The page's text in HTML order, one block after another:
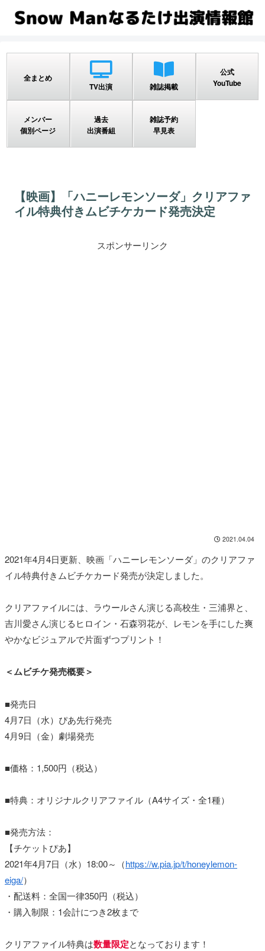
全まとめ
TV出演
雑誌掲載
公式
YouTube
メンバー
個別ページ
過去
出演番組
雑誌予約
早見表
【映画】「ハニーレモンソーダ」クリアファ
イル特典付きムビチケカード発売決定
スポンサーリンク
2021.04.04
2021年4月4日更新、映画「ハニーレモンソーダ」のクリアファ
イル特典付きムビチケカード発売が決定しました。
クリアファイルには、ラウールさん演じる高校生・三浦界と、
吉川愛さん演じるヒロイン・石森羽花が、レモンを手にした爽
やかなビジュアルで片面ずつプリント！
＜ムビチケ発売概要＞
■発売日
4月7日（水）ぴあ先行発売
4月9日（金）劇場発売
■価格：1,500円（税込）
■特典：オリジナルクリアファイル（A4サイズ・全1種）
■発売方法：
【チケットぴあ】
2021年4月7日（水）18:00～（https://w.pia.jp/t/honeylemon-
eiga/）
・配送料：全国一律350円（税込）
・購入制限：1会計につき2枚まで
クリアファイル特典は数量限定となっております！